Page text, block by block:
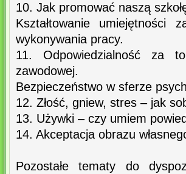
10. Jak promować naszą
Kształtowanie umiejętności
wykonywania pracy.
11. Odpowiedzialność za
zawodowej.
Bezpieczeństwo w sferze
12. Złość, gniew, stres – jak
13. Używki – czy umiem
14. Akceptacja obrazu
Pozostałe tematy do